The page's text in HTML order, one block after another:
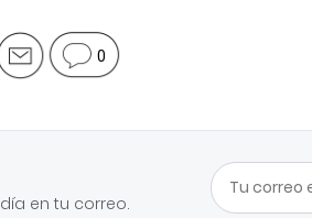
0
en tu correo.